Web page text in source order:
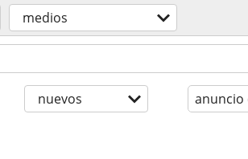
medios
nuevos anuncio